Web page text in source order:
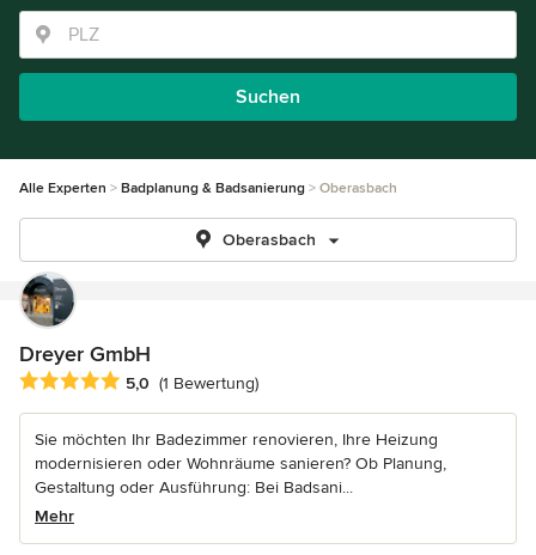
Suchen
Alle Experten Badplanung & Badsanierung Oberasbach
Oberasbach
Dreyer GmbH
Durchschnittliche Bewertung: 5 von 5 Sternen
5,0 (1 Bewertung)
Sie möchten Ihr Badezimmer renovieren, Ihre Heizung
modernisieren oder Wohnräume sanieren? Ob Planung,
Gestaltung oder Ausführung: Bei Badsani...
Mehr